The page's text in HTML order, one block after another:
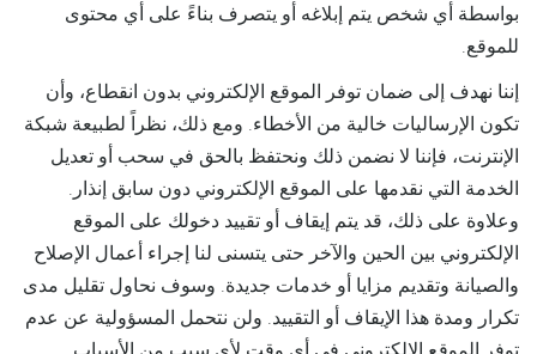
بواسطة أي شخص يتم إبلاغه أو يتصرف بناءً على أي محتوى
للموقع.
إننا نهدف إلى ضمان توفر الموقع الإلكتروني بدون انقطاع، وأن
تكون الإرساليات خالية من الأخطاء. ومع ذلك، نظراً لطبيعة شبكة
الإنترنت، فإننا لا نضمن ذلك ونحتفظ بالحق في سحب أو تعديل
الخدمة التي نقدمها على الموقع الإلكتروني دون سابق إنذار.
وعلاوة على ذلك، قد يتم إيقاف أو تقييد دخولك على الموقع
الإلكتروني بين الحين والآخر حتى يتسنى لنا إجراء أعمال الإصلاح
والصيانة وتقديم مزايا أو خدمات جديدة. وسوف نحاول تقليل مدى
تكرار ومدة هذا الإيقاف أو التقييد. ولن نتحمل المسؤولية عن عدم